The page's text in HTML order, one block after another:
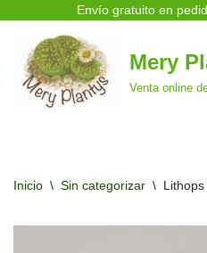
Envío gratuito en
Saltar
al
contenido
Mery
Venta online
Inicio \ Sin categorizar \